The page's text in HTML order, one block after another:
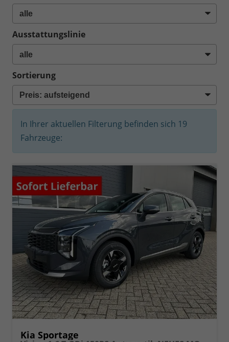
Ausstattungslinie
Sortierung
In Ihrer aktuellen Filterung befinden sich 19
Fahrzeuge:
Kia Sportage